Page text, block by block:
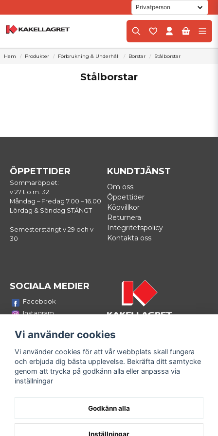
Hem Produkter Förbrukning & Underhåll Borstar Stålborstar
Stålborstar
ÖPPETTIDER
Sommaröppet:
v 27 t.o.m. 32:
Måndag – Fredag 7.00 – 16.00
Lördag & Söndag STÄNGT
Semesterstängt v 29 och v
30
KUNDTJÄNST
Om oss
Öppettider
Köpvillkor
Returnera
Integritetspolicy
Kontakta oss
SOCIALA MEDIER
Facebook
Instagram
LinkedIn
Bli medlem i vårt nyhetsbrev
email
Mejladress
Fyll i din e-mailadress och ta del av våra nyheter och
Vi använder cookies
Vi använder cookies för att vår webbplats skall fungera
och erbjuda dig bästa upplevelse. Bekräfta ditt samtycke
genom att trycka på godkänn alla eller anpassa via
inställningar
Godkänn alla
Inställningar